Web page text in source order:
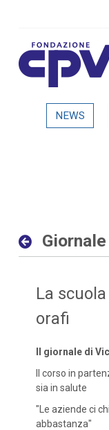
NEWS
La
orafi
Il giornale di
Il corso in
sia in salute
"Le aziende ci
abbastanza"